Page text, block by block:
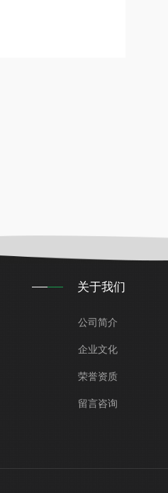
关于我们
公司简介
企业文化
荣誉资质
留言咨询